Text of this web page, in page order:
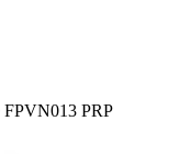
FPVN013 PRP